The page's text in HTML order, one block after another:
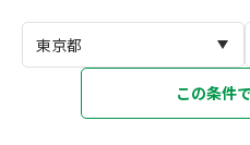
森塾を知る
森塾を知る トップこの条件